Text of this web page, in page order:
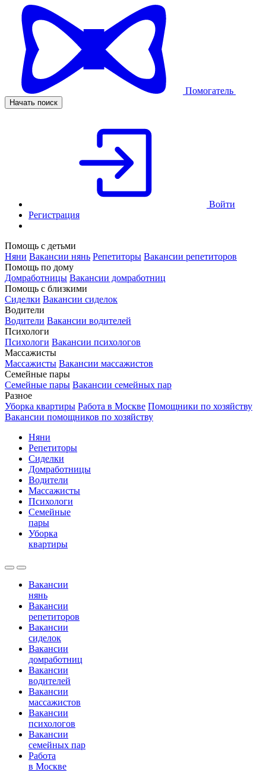
Помогатель
Начать поиск
Войти
Регистрация
Помощь с детьми
Няни Вакансии нянь Репетиторы Вакансии репетиторов
Помощь по дому
Домработницы Вакансии домработниц
Помощь с близкими
Сиделки Вакансии сиделок
Водители
Водители Вакансии водителей
Психологи
Психологи Вакансии психологов
Массажисты
Массажисты Вакансии массажистов
Семейные пары
Семейные пары Вакансии семейных пар
Разное
Уборка квартиры Работа в Москве Помощники по хозяйству
Вакансии помощников по хозяйству
Няни
Репетиторы
Сиделки
Домработницы
Водители
Массажисты
Психологи
Семейные
пары
Уборка
квартиры
Вакансии
нянь
Вакансии
репетиторов
Вакансии
сиделок
Вакансии
домработниц
Вакансии
водителей
Вакансии
массажистов
Вакансии
психологов
Вакансии
семейных пар
Работа
в Москве